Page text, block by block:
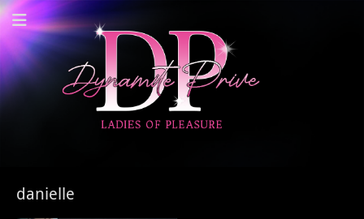
Dynamite Prive -
Privehuis Nieuwegein
danielle